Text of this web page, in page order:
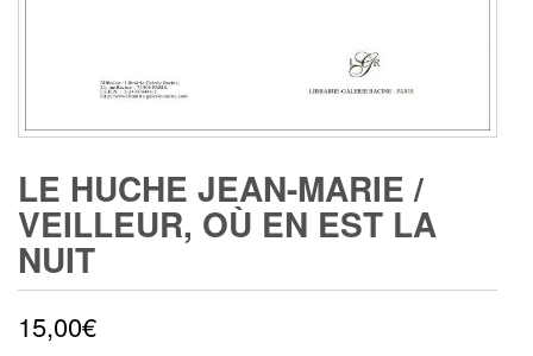
LE HUCHE JEAN-MARIE /
VEILLEUR, OÙ EN EST LA
NUIT
15,00€